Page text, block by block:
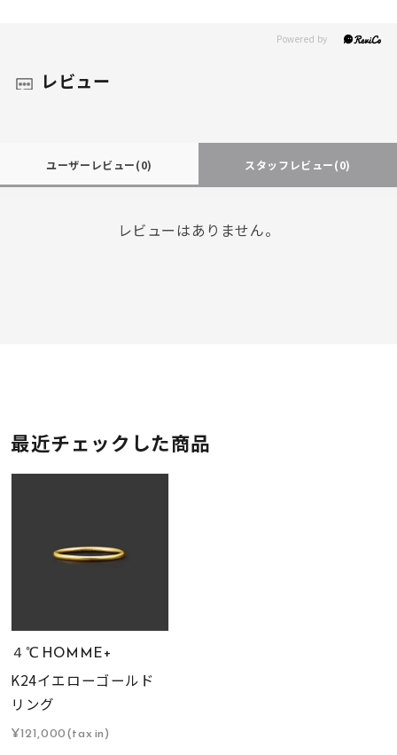
レビュー
ユーザーレビュー(0) スタッフレビュー(0)
レビューはありません。
最近チェックした商品
４℃ HOMME+
K24イエローゴールド
リング
¥121,000(tax in)